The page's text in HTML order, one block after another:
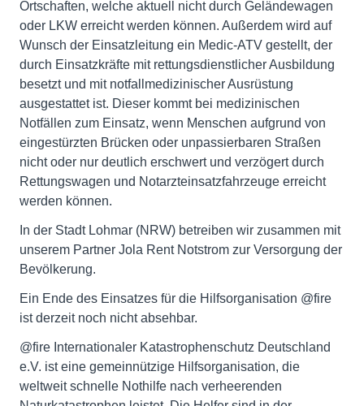
Ortschaften, welche aktuell nicht durch Geländewagen
oder LKW erreicht werden können. Außerdem wird auf
Wunsch der Einsatzleitung ein Medic-ATV gestellt, der
durch Einsatzkräfte mit rettungsdienstlicher Ausbildung
besetzt und mit notfallmedizinischer Ausrüstung
ausgestattet ist. Dieser kommt bei medizinischen
Notfällen zum Einsatz, wenn Menschen aufgrund von
eingestürzten Brücken oder unpassierbaren Straßen
nicht oder nur deutlich erschwert und verzögert durch
Rettungswagen und Notarzteinsatzfahrzeuge erreicht
werden können.
In der Stadt Lohmar (NRW) betreiben wir zusammen mit
unserem Partner Jola Rent Notstrom zur Versorgung der
Bevölkerung.
Ein Ende des Einsatzes für die Hilfsorganisation @fire
ist derzeit noch nicht absehbar.
@fire Internationaler Katastrophenschutz Deutschland
e.V. ist eine gemeinnützige Hilfsorganisation, die
weltweit schnelle Nothilfe nach verheerenden